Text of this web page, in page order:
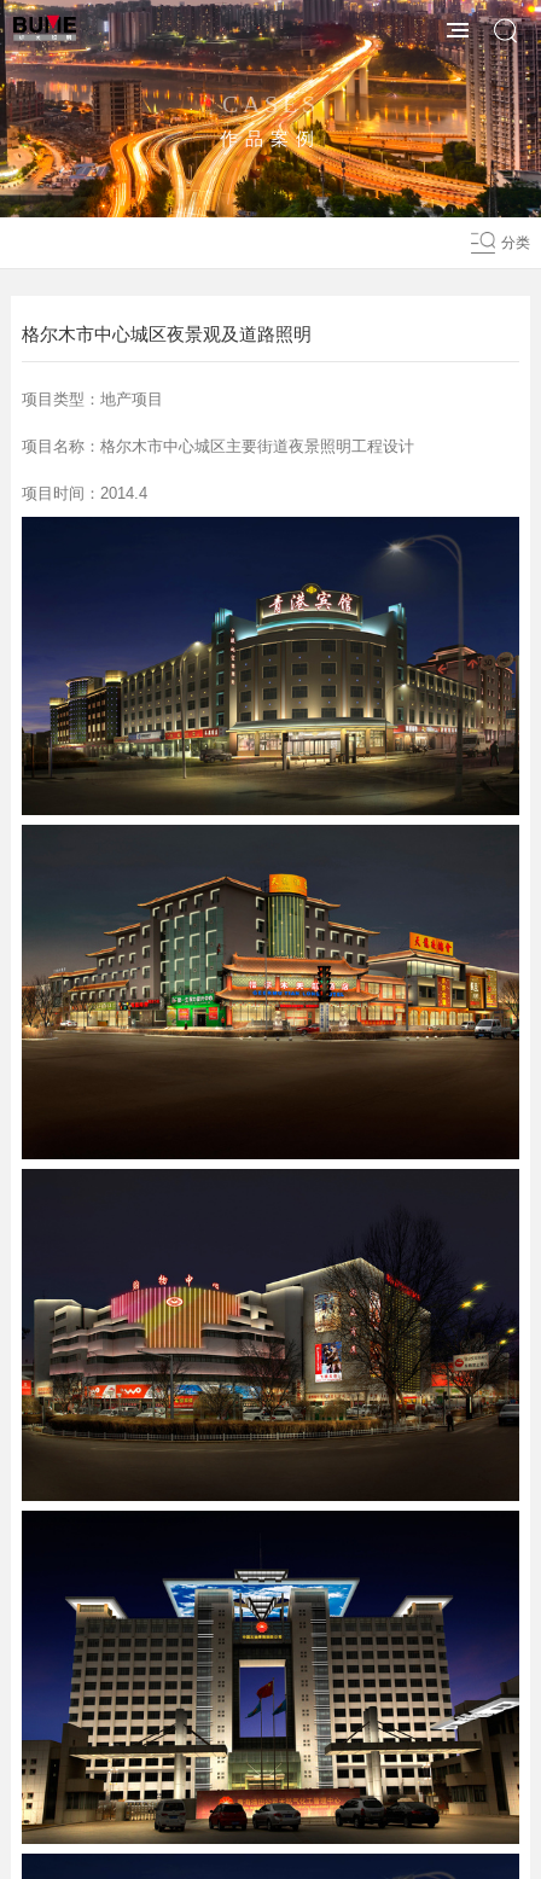
CASES
作品案例
分类
格尔木市中心城区夜景观及道路照明
项目类型：地产项目
项目名称：格尔木市中心城区主要街道夜景照明工程设计
项目时间：2014.4